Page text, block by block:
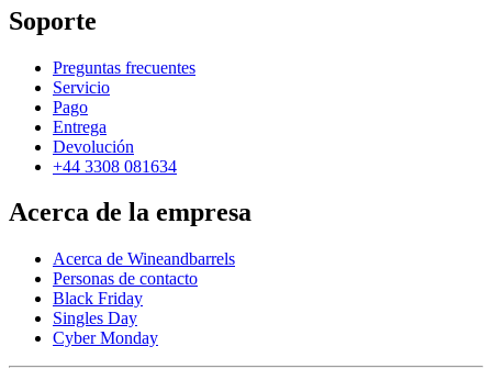
Soporte
Preguntas frecuentes
Servicio
Pago
Entrega
Devolución
+44 3308 081634
Acerca de la empresa
Acerca de Wineandbarrels
Personas de contacto
Black Friday
Singles Day
Cyber Monday